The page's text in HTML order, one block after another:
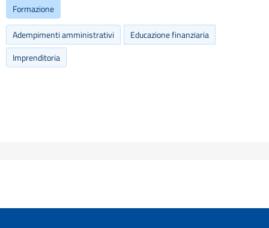
Formazione
Adempimenti amministrativi
Educazione finanziaria
Imprenditoria